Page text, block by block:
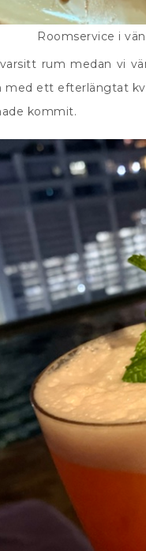
Roomservice i
rum medan vi
med ett efterlängtat
kommit.